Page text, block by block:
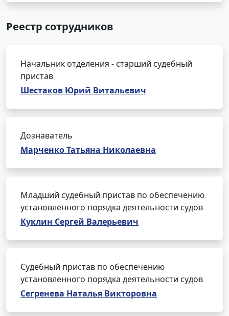
Реестр сотрудников
Начальник отделения - старший судебный
пристав
Шестаков Юрий Витальевич
Дознаватель
Марченко Татьяна Николаевна
Младший судебный пристав по обеспечению
установленного порядка деятельности судов
Куклин Сергей Валерьевич
Судебный пристав по обеспечению
установленного порядка деятельности судов
Сегренева Наталья Викторовна